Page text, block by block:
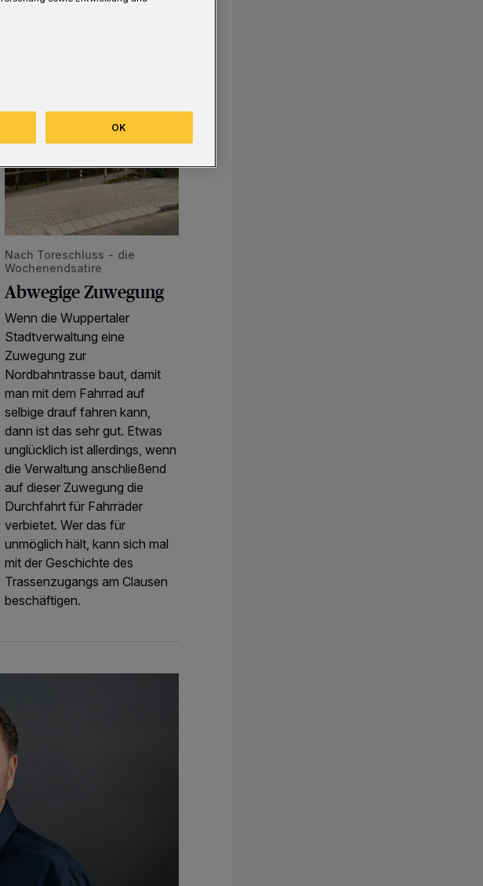
Rolle spielt.
Abwegige Zuwegung
Nach Toreschluss - die
Wochenendsatire
Abwegige Zuwegung
Wenn die Wuppertaler
Stadtverwaltung eine
Zuwegung zur
Nordbahntrasse baut, damit
man mit dem Fahrrad auf
selbige drauf fahren kann,
dann ist das sehr gut. Etwas
unglücklich ist allerdings, wenn
die Verwaltung anschließend
auf dieser Zuwegung die
Durchfahrt für Fahrräder
verbietet. Wer das für
unmöglich hält, kann sich mal
mit der Geschichte des
Trassenzugangs am Clausen
beschäftigen.
OK